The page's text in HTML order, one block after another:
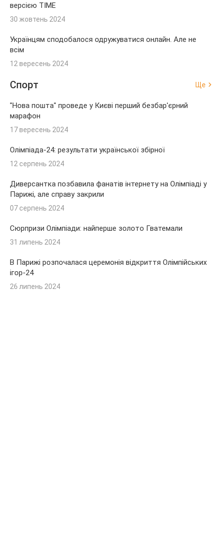
версією TIME
30 жовтень 2024
Українцям сподобалося одружуватися онлайн. Але не
всім
12 вересень 2024
Спорт Ще
"Нова пошта" проведе у Києві перший безбар'єрний
марафон
17 вересень 2024
Олімпіада-24: результати української збірної
12 серпень 2024
Диверсантка позбавила фанатів інтернету на Олімпіаді у
Парижі, але справу закрили
07 серпень 2024
Сюрпризи Олімпіади: найперше золото Гватемали
31 липень 2024
В Парижі розпочалася церемонія відкриття Олімпійських
ігор-24
26 липень 2024